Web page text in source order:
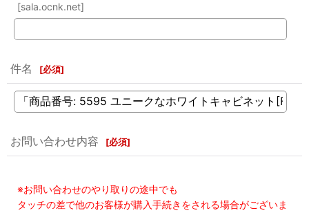
[sala.ocnk.net]
件名 [必須]
お問い合わせ内容 [必須]
※お問い合わせのやり取りの途中でも
タッチの差で他のお客様が購入手続きをされる場合がございま